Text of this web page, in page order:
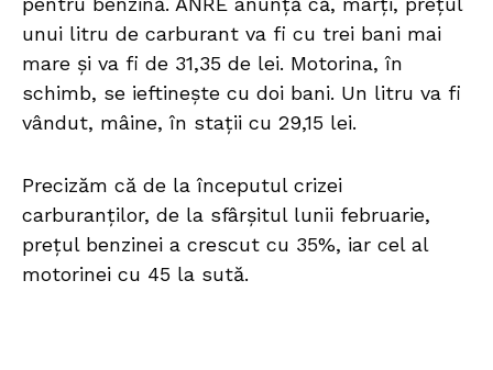
unui litru de carburant va fi cu trei bani mai
mare și va fi de 31,35 de lei. Motorina, în
schimb, se ieftinește cu doi bani. Un litru va fi
vândut, mâine, în stații cu 29,15 lei.
Precizăm că de la începutul crizei
carburanților, de la sfârșitul lunii februarie,
prețul benzinei a crescut cu 35%, iar cel al
motorinei cu 45 la sută.